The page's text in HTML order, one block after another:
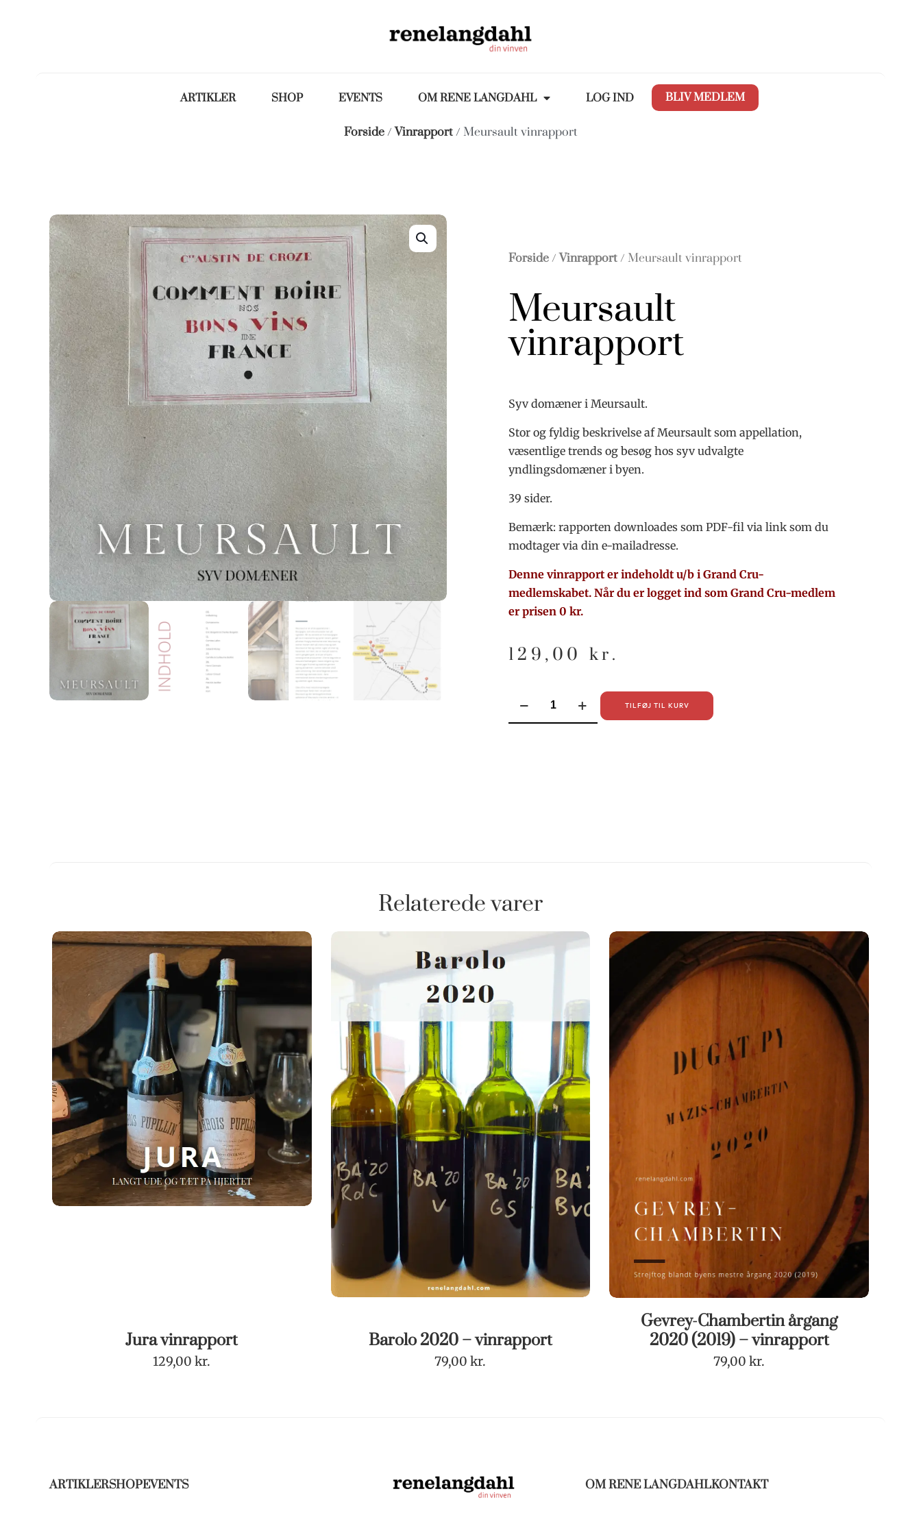
ARTIKLER SHOP EVENTS OM RENE LANGDAHL LOG IND BLIV MEDLEM
Forside/Vinrapport/ Meursault vinrapport
Forside/Vinrapport/ Meursault vinrapport
Meursault
vinrapport
Syv domæner i Meursault.
Stor og fyldig beskrivelse af Meursault som appellation,
væsentlige trends og besøg hos syv udvalgte
yndlingsdomæner i byen.
39 sider.
Bemærk: rapporten downloades som PDF-fil via link som du
modtager via din e-mailadresse.
Denne vinrapport er indeholdt u/b i Grand Cru-
medlemskabet. Når du er logget ind som Grand Cru-medlem
er prisen 0 kr.
129,00 kr.
TILFØJ TIL KURV
Relaterede varer
Jura vinrapport
129,00kr.
Barolo 2020 – vinrapport
79,00kr.
Gevrey-Chambertin årgang
2020 (2019) – vinrapport
79,00kr.
ARTIKLERSHOPEVENTS OM RENE LANGDAHLKONTAKT